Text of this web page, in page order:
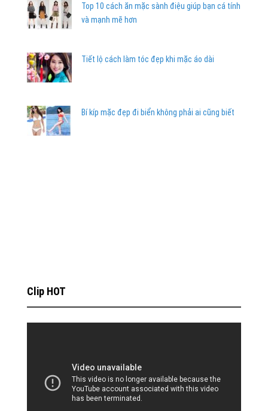
Top 10 cách ăn mặc sành điệu giúp bạn cá tính
và mạnh mẽ hơn
Tiết lộ cách làm tóc đẹp khi mặc áo dài
Bí kíp mặc đẹp đi biển không phải ai cũng biết
Clip HOT